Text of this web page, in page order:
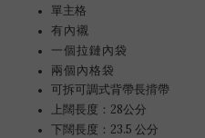
單主格
有內襯
一個拉鏈內袋
兩個內格袋
可拆可調式背帶長揹帶
上闊長度：28公分
下闊長度：23.5 公分